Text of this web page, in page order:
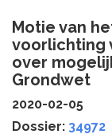
Motie van
voorlichting
over
Grondwet
2020-02-05
Dossier: 34972